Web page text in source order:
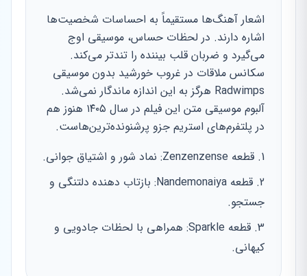
اشعار آهنگ‌ها مستقیماً به احساسات شخصیت‌ها
اشاره دارند. در لحظات حساس، موسیقی اوج
می‌گیرد و ضربان قلب بیننده را تندتر می‌کند.
سکانس ملاقات در غروب خورشید بدون موسیقی
Radwimps هرگز به این اندازه ماندگار نمی‌شد.
آلبوم موسیقی متن این فیلم در سال ۱۴۰۵ هنوز هم
در پلتفرم‌های استریم جزو پرشنونده‌ترین‌هاست.
قطعه Zenzenzense: نماد شور و اشتیاق جوانی.
قطعه Nandemonaiya: بازتاب دهنده دلتنگی و
جستجو.
قطعه Sparkle: همراهی با لحظات جادویی و
کیهانی.